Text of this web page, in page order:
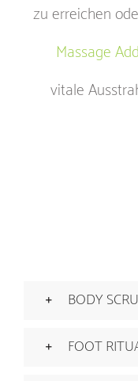
zu erreichen
Massage
vitale
BODY
FOOT